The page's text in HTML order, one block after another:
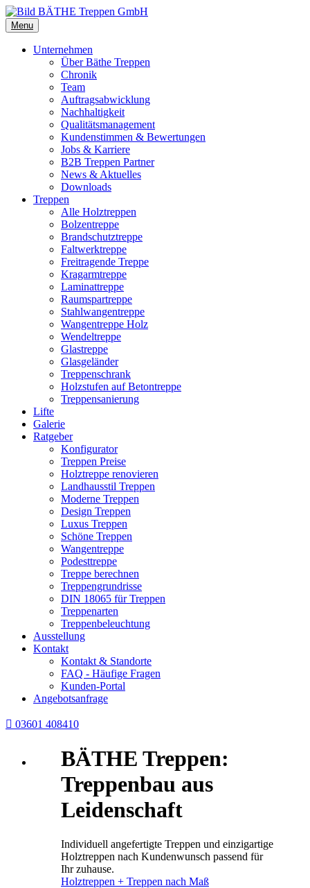
Menu
Unternehmen
Über Bäthe Treppen
Chronik
Team
Auftragsabwicklung
Nachhaltigkeit
Qualitätsmanagement
Kundenstimmen & Bewertungen
Jobs & Karriere
B2B Treppen Partner
News & Aktuelles
Downloads
Treppen
Alle Holztreppen
Bolzentreppe
Brandschutztreppe
Faltwerktreppe
Freitragende Treppe
Kragarmtreppe
Laminattreppe
Raumspartreppe
Stahlwangentreppe
Wangentreppe Holz
Wendeltreppe
Glastreppe
Glasgeländer
Treppenschrank
Holzstufen auf Betontreppe
Treppensanierung
Lifte
Galerie
Ratgeber
Konfigurator
Treppen Preise
Holztreppe renovieren
Landhausstil Treppen
Moderne Treppen
Design Treppen
Luxus Treppen
Schöne Treppen
Wangentreppe
Podesttreppe
Treppe berechnen
Treppengrundrisse
DIN 18065 für Treppen
Treppenarten
Treppenbeleuchtung
Ausstellung
Kontakt
Kontakt & Standorte
FAQ - Häufige Fragen
Kunden-Portal
Angebotsanfrage
 03601 408410
BÄTHE Treppen:
Treppenbau aus
Leidenschaft
Individuell angefertigte Treppen und einzigartige
Holztreppen nach Kundenwunsch passend für
Ihr zuhause.
Holztreppen + Treppen nach Maß